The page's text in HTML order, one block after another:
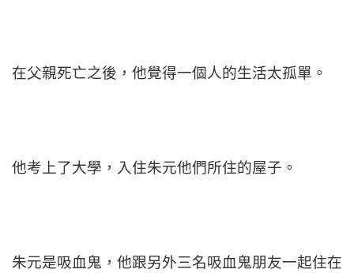
在父親死亡之後，他覺得一個人的生活太孤單。
他考上了大學，入住朱元他們所住的屋子。
朱元是吸血鬼，他跟另外三名吸血鬼朋友一起住在